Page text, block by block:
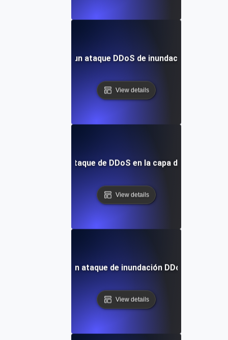
¿Qué es un ataque DDoS de inundación UDP?
View details
¿Qué es un ataque de DDoS en la capa de aplicación?
View details
¿Qué es un ataque de inundación DDoS HTTP?
View details